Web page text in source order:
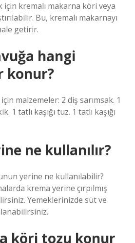
için kremalı makarna köri veya
Bu, kremalı makarnayı
getirir.
hangi
konur?
malzemeler: 2 diş sarımsak. 1
1 tatlı kaşığı tuz. 1 tatlı kaşığı
ne kullanılır?
yerine ne kullanılabilir?
krema yerine çırpılmış
Yemeklerinizde süt ve
köri tozu konur